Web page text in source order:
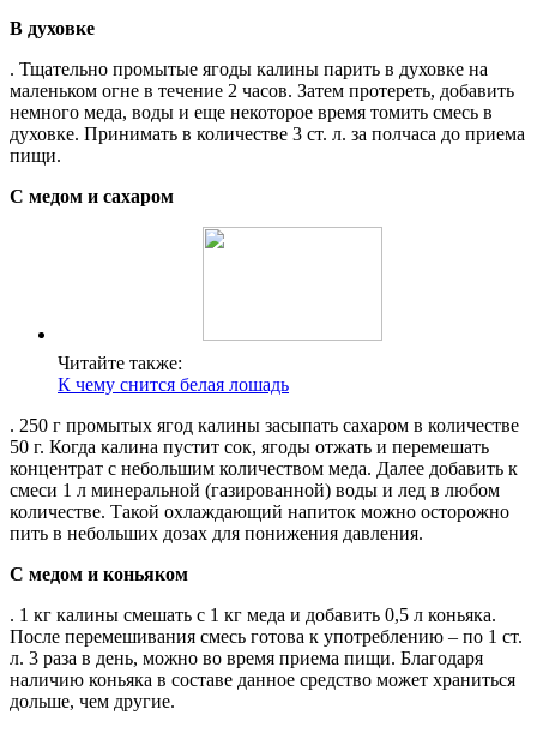
В духовке
. Тщательно промытые ягоды калины парить в духовке на
маленьком огне в течение 2 часов. Затем протереть, добавить
немного меда, воды и еще некоторое время томить смесь в
духовке. Принимать в количестве 3 ст. л. за полчаса до приема
пищи.
С медом и сахаром
Читайте также:
К чему снится белая лошадь
. 250 г промытых ягод калины засыпать сахаром в количестве
50 г. Когда калина пустит сок, ягоды отжать и перемешать
концентрат с небольшим количеством меда. Далее добавить к
смеси 1 л минеральной (газированной) воды и лед в любом
количестве. Такой охлаждающий напиток можно осторожно
пить в небольших дозах для понижения давления.
С медом и коньяком
. 1 кг калины смешать с 1 кг меда и добавить 0,5 л коньяка.
После перемешивания смесь готова к употреблению – по 1 ст.
л. 3 раза в день, можно во время приема пищи. Благодаря
наличию коньяка в составе данное средство может храниться
дольше, чем другие.